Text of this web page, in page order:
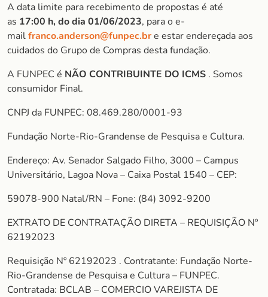
A data limite para recebimento de propostas é até
as 17:00 h, do dia 01/06/2023, para o e-
mailfranco.anderson@funpec.bre estar endereçada aos
cuidados do Grupo de Compras desta fundação.
A FUNPEC é NÃO CONTRIBUINTE DO ICMS . Somos
consumidor Final.
CNPJ da FUNPEC: 08.469.280/0001-93
Fundação Norte-Rio-Grandense de Pesquisa e Cultura.
Endereço: Av. Senador Salgado Filho, 3000 – Campus
Universitário, Lagoa Nova – Caixa Postal 1540 – CEP:
59078-900 Natal/RN – Fone: (84) 3092-9200
EXTRATO DE CONTRATAÇÃO DIRETA – REQUISIÇÃO Nº
62192023
Requisição Nº 62192023 . Contratante: Fundação Norte-
Rio-Grandense de Pesquisa e Cultura – FUNPEC.
Contratada: BCLAB – COMERCIO VAREJISTA DE